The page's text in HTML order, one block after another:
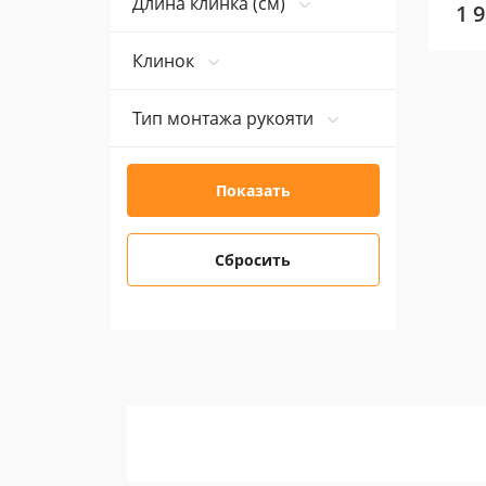
Клинок
Тип монтажа рукояти
1